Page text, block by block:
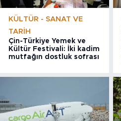
KÜLTÜR - SANAT VE
TARIH
Çin-Türkiye Yemek ve
Kültür Festivali: İki kadim
mutfağın dostluk sofrası